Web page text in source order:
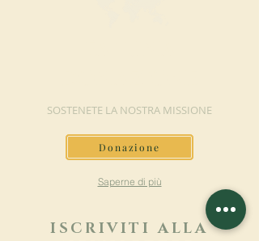
SOSTENETE LA NOSTRA MISSIONE
Donazione
Saperne di più
ISCRIVITI ALLA